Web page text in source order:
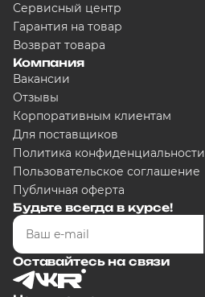
Сервисный центр
Гарантия на товар
Возврат товара
Компания
Вакансии
Отзывы
Корпоративным клиентам
Для поставщиков
Политика конфиденциальности
Пользовательское соглашение
Публичная оферта
Будьте всегда в курсе!
Оставайтесь на связи